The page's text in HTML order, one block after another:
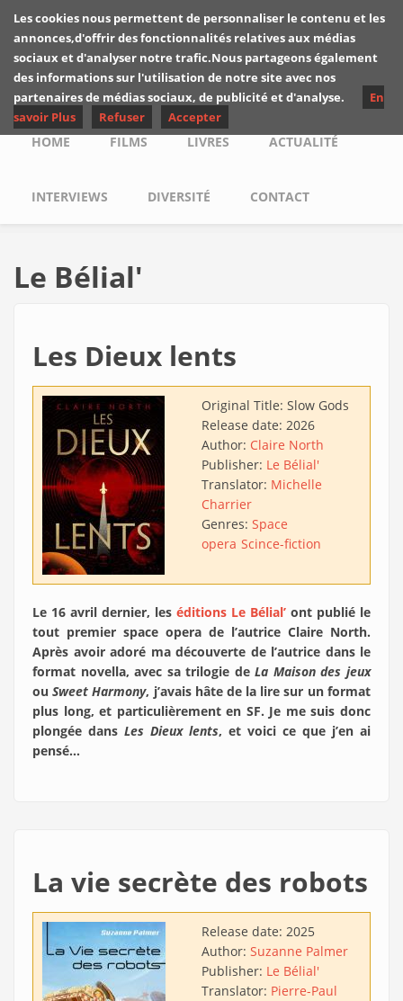
Skip to main content
Les critiques de
Yuyine
Main menu
HOME FILMS LIVRES ACTUALITÉ
INTERVIEWS DIVERSITÉ CONTACT
Le Bélial'
Les Dieux lents
Original Title: Slow Gods
Release date: 2026
Author: Claire North
Publisher: Le Bélial'
Translator: Michelle
Charrier
Genres: Space
opera Scince-fiction
Le 16 avril dernier, les éditions Le Bélial’ ont publié le
tout premier space opera de l’autrice Claire North.
Après avoir adoré ma découverte de l’autrice dans le
format novella, avec sa trilogie deLa Maison des jeux
ouSweet Harmony, j’avais hâte de la lire sur un format
plus long, et particulièrement en SF. Je me suis donc
plongée dans Les Dieux lents, et voici ce que j’en ai
pensé…
La vie secrète des robots
Release date: 2025
Author: Suzanne Palmer
Publisher: Le Bélial'
Translator: Pierre-Paul
Les cookies nous permettent de personnaliser le contenu et les
annonces,d'offrir des fonctionnalités relatives aux médias
sociaux et d'analyser notre trafic.Nous partageons également
des informations sur l'utilisation de notre site avec nos
partenaires de médias sociaux, de publicité et d'analyse.
En
savoir Plus
Refuser Accepter